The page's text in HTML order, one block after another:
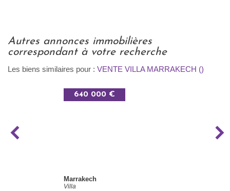
autres annonces immobilières
correspondant à votre recherche
Les biens similaires pour : VENTE VILLA MARRAKECH ()
640 000 €
Marrakech
Villa